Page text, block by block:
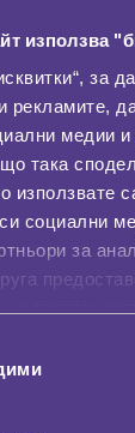
използва
за
рекламите,
медии
така
използвате
социални
за
Покажи